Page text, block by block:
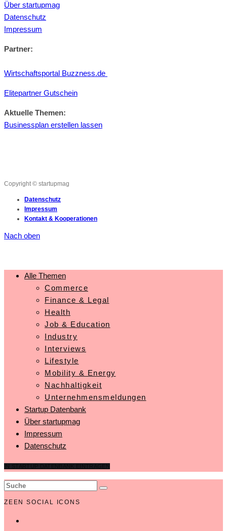
Über startupmag
Datenschutz
Impressum
Partner:
Wirtschaftsportal Buzzness.de
Elitepartner Gutschein
Aktuelle Themen:
Businessplan erstellen lassen
Copyright © startupmag
Datenschutz
Impressum
Kontakt & Kooperationen
Nach oben
Alle Themen
Commerce
Finance & Legal
Health
Job & Education
Industry
Interviews
Lifestyle
Mobility & Energy
Nachhaltigkeit
Unternehmensmeldungen
Startup Datenbank
Über startupmag
Impressum
Datenschutz
ZEEN SOCIAL ICONS